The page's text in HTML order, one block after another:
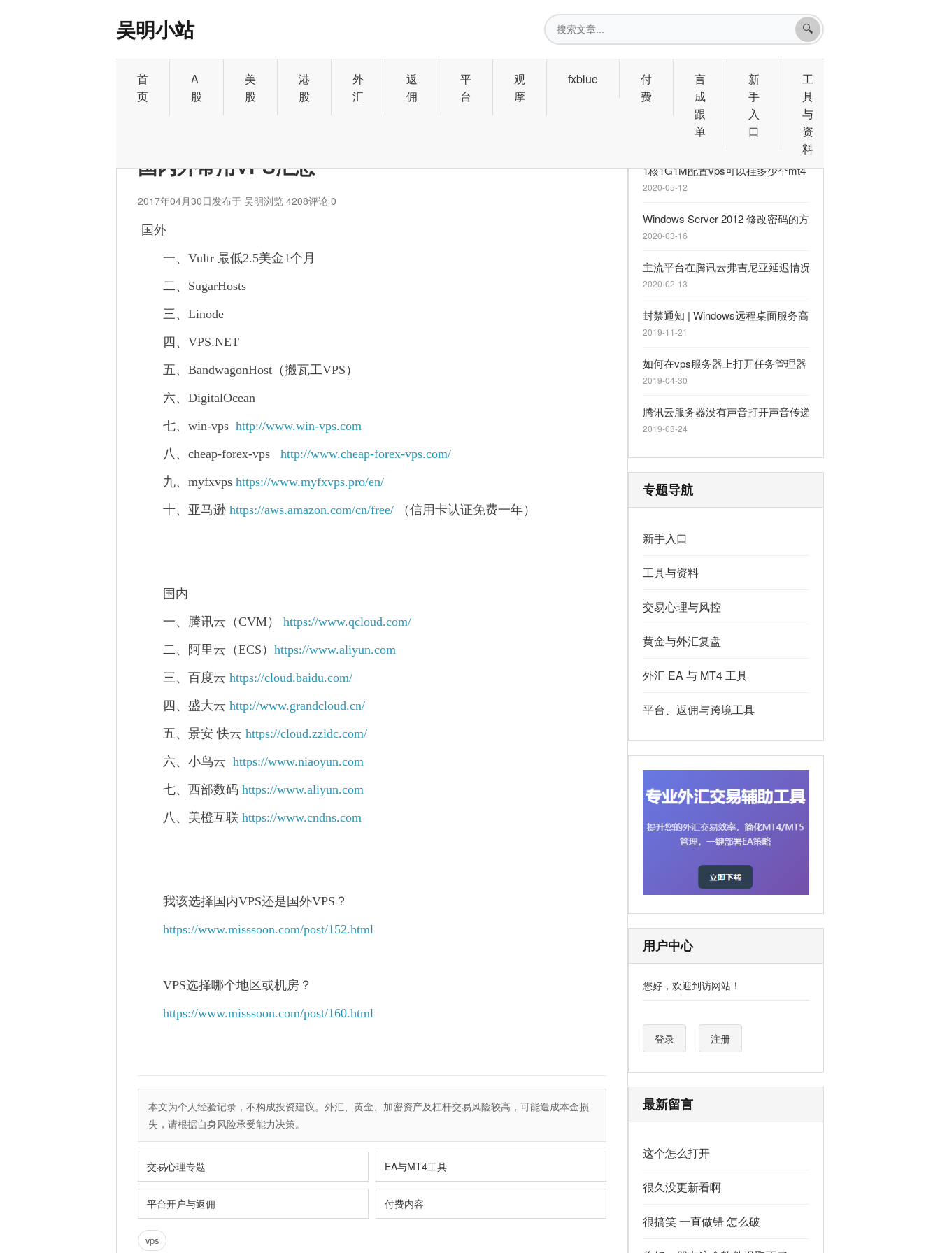
吴明小站
搜
索
🔍
首
页
A
股
美
股
港
股
外
汇
返
佣
平
台
观
摩
fxblue
付
费
言
成
跟
单
新
手
入
口
工
具
与
资
料
国内外常用VPS汇总
2017年04月30日发布于 吴明浏览 4208评论 0
国外
一、Vultr 最低2.5美金1个月
二、SugarHosts
三、Linode
四、VPS.NET
五、BandwagonHost（搬瓦工VPS）
六、DigitalOcean
七、win-vpshttp://www.win-vps.com
八、cheap-forex-vpshttp://www.cheap-forex-vps.com/
九、myfxvpshttps://www.myfxvps.pro/en/
十、亚马逊https://aws.amazon.com/cn/free/ （信用卡认证免费一年）
国内
一、腾讯云（CVM）https://www.qcloud.com/
二、阿里云（ECS）https://www.aliyun.com
三、百度云https://cloud.baidu.com/
四、盛大云http://www.grandcloud.cn/
五、景安 快云https://cloud.zzidc.com/
六、小鸟云https://www.niaoyun.com
七、西部数码https://www.aliyun.com
八、美橙互联https://www.cndns.com
我该选择国内VPS还是国外VPS？
https://www.misssoon.com/post/152.html
VPS选择哪个地区或机房？
https://www.misssoon.com/post/160.html
本文为个人经验记录，不构成投资建议。外汇、黄金、加密资产及杠杆交易风险较高，可能造成本金损
失，请根据自身风险承受能力决策。
交易心理专题 EA与MT4工具
平台开户与返佣 付费内容
vps
1核1G1M配置vps可以挂多少个mt4
2020-05-12
Windows Server 2012 修改密码的方法
2020-03-16
主流平台在腾讯云弗吉尼亚延迟情况
2020-02-13
封禁通知 | Windows远程桌面服务高危漏洞端口封禁通知
2019-11-21
如何在vps服务器上打开任务管理器（windows2003/2008/2012/
2019-04-30
腾讯云服务器没有声音打开声音传递到本地
2019-03-24
专题导航
新手入口
工具与资料
交易心理与风控
黄金与外汇复盘
外汇 EA 与 MT4 工具
平台、返佣与跨境工具
用户中心
您好，欢迎到访网站！
登录 注册
最新留言
这个怎么打开
很久没更新看啊
很搞笑 一直做错 怎么破